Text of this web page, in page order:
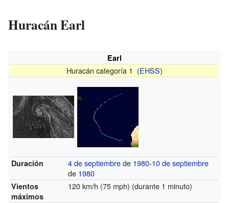
Huracán Earl
Earl
Huracán categoría 1 (EHSS)
Duración 4 de septiembrede 1980-10 de septiembre
de 1980
Vientos
máximos
120 km/h (75 mph) (durante 1 minuto)